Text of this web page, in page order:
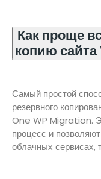
Как проще
копию
Самый простой
резервного
One WP Migration.
процесс и
облачных сервисах,